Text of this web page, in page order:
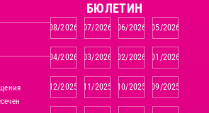
БЮЛЕТИН
08/2026 07/2026 06/2026 05/2026
04/2026 03/2026 02/2026 01/2026
12/2025 11/2025 10/2025 09/2025